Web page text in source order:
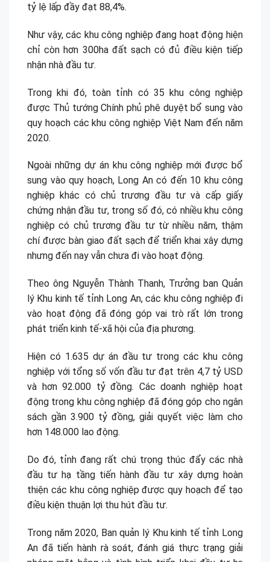
tỷ lệ lấp đầy đạt 88,4%.
Như vậy, các khu công nghiệp đang hoạt động hiện
chỉ còn hơn 300ha đất sạch có đủ điều kiện tiếp
nhận nhà đầu tư.
Trong khi đó, toàn tỉnh có 35 khu công nghiệp
được Thủ tướng Chính phủ phê duyệt bổ sung vào
quy hoạch các khu công nghiệp Việt Nam đến năm
2020.
Ngoài những dự án khu công nghiệp mới được bổ
sung vào quy hoạch, Long An có đến 10 khu công
nghiệp khác có chủ trương đầu tư và cấp giấy
chứng nhận đầu tư, trong số đó, có nhiều khu công
nghiệp có chủ trương đầu tư từ nhiều năm, thậm
chí được bàn giao đất sạch để triển khai xây dựng
nhưng đến nay vẫn chưa đi vào hoạt động.
Theo ông Nguyễn Thành Thanh, Trưởng ban Quản
lý Khu kinh tế tỉnh Long An, các khu công nghiệp đi
vào hoạt động đã đóng góp vai trò rất lớn trong
phát triển kinh tế-xã hội của địa phương.
Hiện có 1.635 dự án đầu tư trong các khu công
nghiệp với tổng số vốn đầu tư đạt trên 4,7 tỷ USD
và hơn 92.000 tỷ đồng. Các doanh nghiệp hoạt
động trong khu công nghiệp đã đóng góp cho ngân
sách gần 3.900 tỷ đồng, giải quyết việc làm cho
hơn 148.000 lao động.
Do đó, tỉnh đang rất chú trọng thúc đẩy các nhà
đầu tư hạ tầng tiến hành đầu tư xây dựng hoàn
thiện các khu công nghiệp được quy hoạch để tạo
điều kiện thuận lợi thu hút đầu tư.
Trong năm 2020, Ban quản lý Khu kinh tế tỉnh Long
An đã tiến hành rà soát, đánh giá thực trạng giải